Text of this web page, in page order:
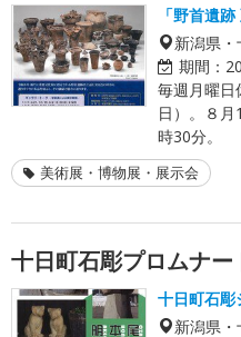
「野首遺
新潟県・
期間：
毎週月曜日
日）。８
時30分。
美術展・博物展・展示会
十日町石彫プロムナ
十日町石彫
新潟県・